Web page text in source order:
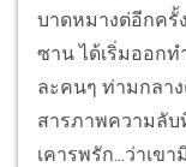
บาดหมางต่อีกครั้
ซาน ได้เริ่มออก
ละคนๆ ท่ามกลา
สารภาพความลับ
เคารพรัก...ว่าเข